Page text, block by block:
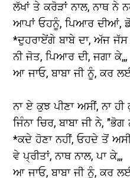
ਲੱਖਾਂ ਤੇ ਕਰੋੜਾਂ ਨਾਲ, ਨਾਥ ਨੇ
ਆਪਾਂ ਓਹਨੂੰ, ਪਿਆਰ ਦੀਆਂ,
*ਦੁਹਰਾਏਂਗੇ ਬਾਬੇ ਦਾ, ਅੱਜ
ਨੀ ਜੋਤ, ਪਿਆਰ ਦੀ, ਜਗਾ ਕੇ,,,
ਆ ਜਾਓ, ਬਾਬਾ ਜੀ ਨੂੰ, ਕਰ
ਨਾ ਏ ਕੁਝ ਪੀਣਾ ਅਸੀਂ, ਨਾ ਹੀ
ਜਿੰਨਾ ਚਿਰ, ਬਾਬਾ ਜੀ ਨੇ,
*ਕਦੇ ਹੋਣਾ ਨਹੀਂ, ਓਹਦੇ ਤੋਂ
ਵੇ ਪ੍ਰੀਤਾਂ, ਨਾਥ ਨਾਲ, ਪਾ ਕੇ,,,
ਆ ਜਾਓ, ਬਾਬਾ ਜੀ ਨੂੰ, ਕਰ